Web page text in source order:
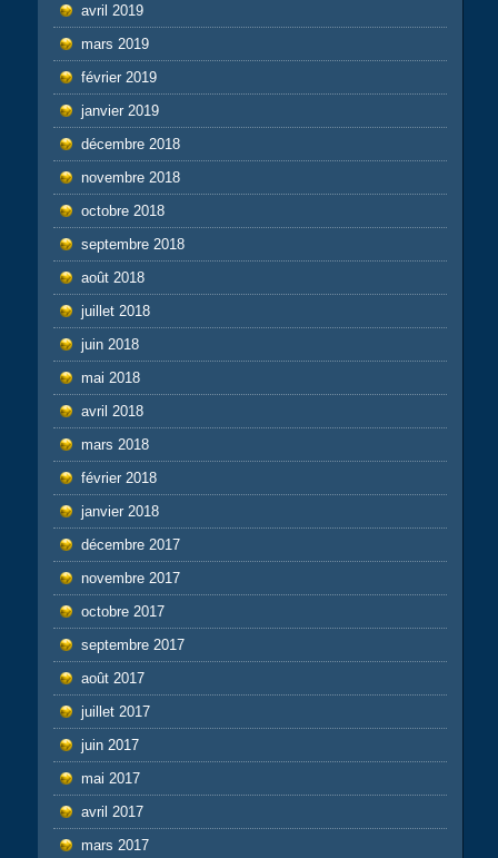
avril 2019
mars 2019
février 2019
janvier 2019
décembre 2018
novembre 2018
octobre 2018
septembre 2018
août 2018
juillet 2018
juin 2018
mai 2018
avril 2018
mars 2018
février 2018
janvier 2018
décembre 2017
novembre 2017
octobre 2017
septembre 2017
août 2017
juillet 2017
juin 2017
mai 2017
avril 2017
mars 2017